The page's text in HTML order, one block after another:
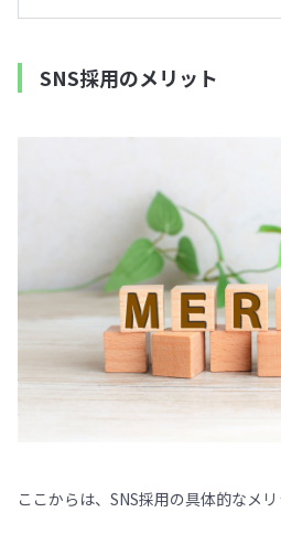
SNS採用のメリット
ここからは、SNS採用の具体的なメリ